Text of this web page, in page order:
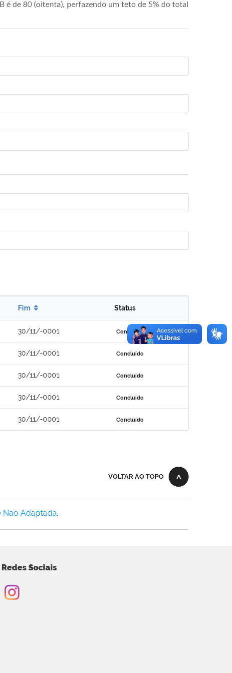
é de 80 (oitenta), perfazendo um teto de 5% do total
Fim Status
30/11/-0001 Concluído
30/11/-0001 Concluído
30/11/-0001 Concluído
30/11/-0001 Concluído
30/11/-0001 Concluído
VOLTAR AO TOPO
Não Adaptada.
Redes Sociais